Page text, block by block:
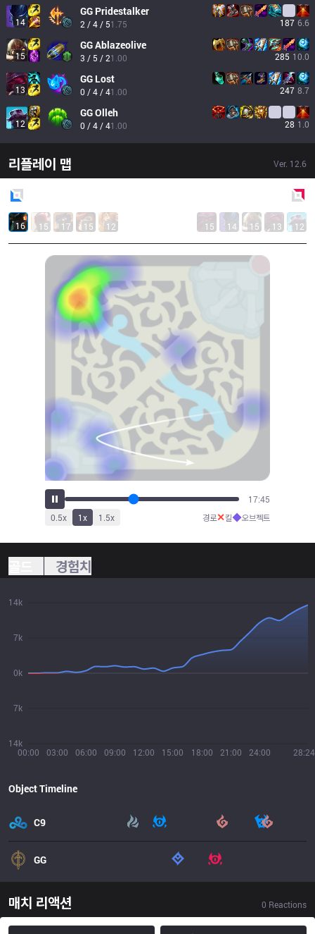
14
GG Pridestalker
2 / 4 / 51.75 187 6.6
15
GGAblazeolive
3 / 5 / 21.00 285 10.0
13
GG Lost
0 / 4 / 41.00 247 8.7
12
GGOlleh
0 / 4 / 41.00 28 1.0
리플레이 맵 Ver. 12.6
16 15 17 15 12 15 14 15 13 12
19:45
0.5x 1x 1.5x 경로✕킬◆오브젝트
경험치
00:00 03:00 06:00 09:00 12:00 15:00 18:00 21:00 24:00 28:24
14k
7k
0k
7k
14k
Object Timeline
C9
GG
매치 리액션 0 Reactions